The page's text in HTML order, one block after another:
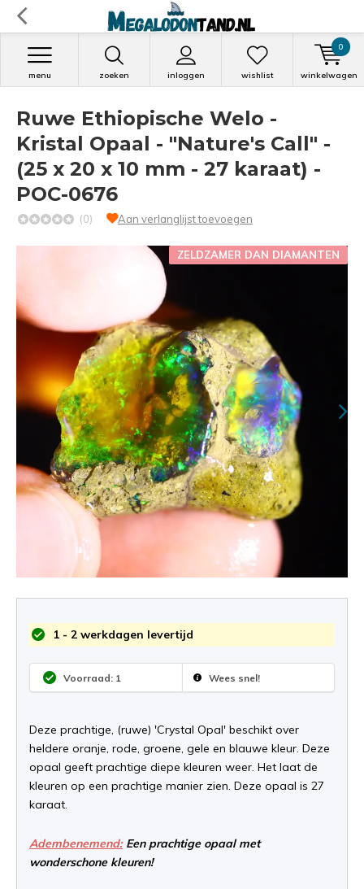
zoeken inloggen
menu wishlist winkelwagen
0
Ruwe Ethiopische Welo -
Kristal Opaal - "Nature's Call" -
(25 x 20 x 10 mm - 27 karaat) -
POC-0676
(0) Aan verlanglijst toevoegen
ZELDZAMER DAN DIAMANTEN
1 - 2 werkdagen levertijd
Voorraad: 1 Wees snel!
Deze prachtige, (ruwe) 'Crystal Opal' beschikt over
heldere oranje, rode, groene, gele en blauwe kleur. Deze
opaal geeft prachtige diepe kleuren weer. Het laat de
kleuren op een prachtige manier zien. Deze opaal is 27
karaat.
Adembenemend:Een prachtige opaal met
wonderschone kleuren!